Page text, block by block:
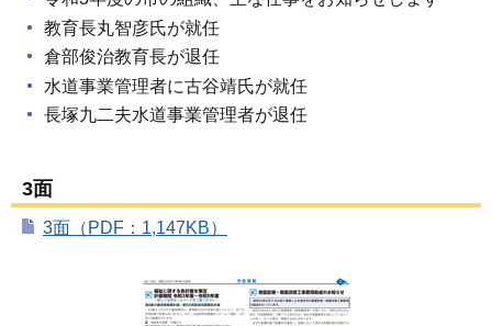
教育長丸智彦氏が就任
倉部俊治教育長が退任
水道事業管理者に古谷靖氏が就任
長塚九二夫水道事業管理者が退任
3面
3面（PDF：1,147KB）